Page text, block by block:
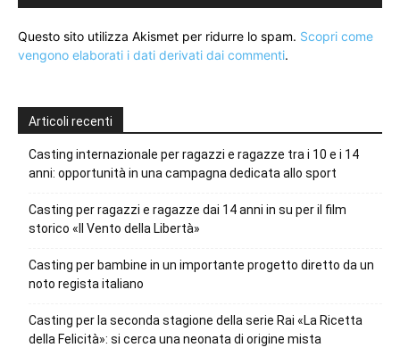
Questo sito utilizza Akismet per ridurre lo spam. Scopri come
vengono elaborati i dati derivati dai commenti.
Articoli recenti
Casting internazionale per ragazzi e ragazze tra i 10 e i 14
anni: opportunità in una campagna dedicata allo sport
Casting per ragazzi e ragazze dai 14 anni in su per il film
storico «Il Vento della Libertà»
Casting per bambine in un importante progetto diretto da un
noto regista italiano
Casting per la seconda stagione della serie Rai «La Ricetta
della Felicità»: si cerca una neonata di origine mista